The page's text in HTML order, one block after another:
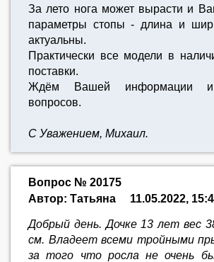
За лето нога может вырасти и
параметры стопы - длина и
актуальны.
Практически все модели в
поставки.
Ждём Вашей информации и
вопросов.
С Уважением, Михаил.
Вопрос № 20175
Автор: Татьяна
11.05.2022,
Добрый день. Дочке 13 лет вес
см. Владеет всеми тройными
за того что росла не очень